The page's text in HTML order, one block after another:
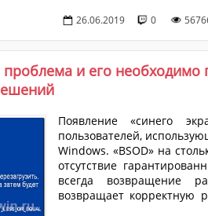
файла о возможных
знает, что подобная
26.06.2019 0
и его необходимо
Появление «синего
пользователей,
Windows. «BSOD» на
отсутствие
всегда возвращение
возвращает корректную